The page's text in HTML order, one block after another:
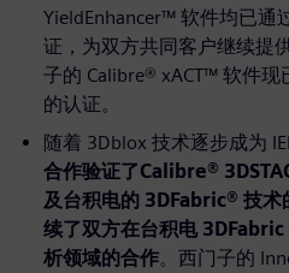
YieldEnhancer™ 软件均已通
证，为双方共同客户继续提
子的 Calibre® xACT™ 软件
的认证。
随着 3Dblox 技术逐步成为
合作验证了Calibre®
及台积电的 3DFabric® 技术
续了双方在台积电
析领域的合作。西门子的